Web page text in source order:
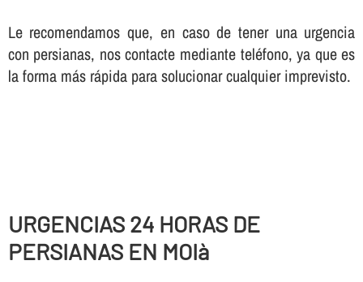
Le recomendamos que, en caso de tener una urgencia
con persianas, nos contacte mediante teléfono, ya que es
la forma más rápida para solucionar cualquier imprevisto.
URGENCIAS 24 HORAS DE
PERSIANAS EN MOIà